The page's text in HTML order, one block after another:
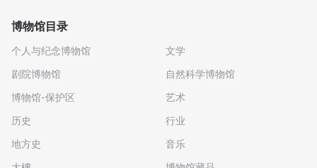
博物馆目录
个人与纪念博物馆
剧院博物馆
博物馆-保护区
历史
地方史
文学
自然科学博物馆
艺术
行业
音乐